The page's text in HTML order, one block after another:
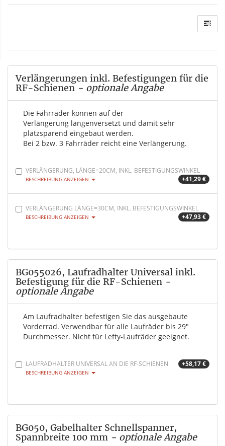
Verlängerungen inkl. Befestigungen für die
RF-Schienen - optionale Angabe
Die Fahrräder können auf der
Verlängerung längenversetzt und damit sehr
platzsparend eingebaut werden.
Bei 2 bzw. 3 Fahrräder reicht eine Verlängerung.
VERLÄNGERUNG, LÄNGE=20CM, INKL. BEFESTIGUNGSWINKEL
+41,29 €
BESCHREIBUNG ANZEIGEN
VERLÄNGERUNG LÄNGE=30CM, INKL. BEFESTIGUNGSWINKEL
+47,93 €
BESCHREIBUNG ANZEIGEN
BG055026, Laufradhalter Universal inkl.
Befestigung für die RF-Schienen -
optionale Angabe
Am Laufradhalter befestigen Sie das ausgebaute
Vorderrad. Verwendbar für alle Laufräder bis 29"
Durchmesser. Nicht für Lefty-Laufräder geeignet.
LAUFRADHALTER UNIVERSAL AN DIE RF-SCHIENEN +58,17 €
BESCHREIBUNG ANZEIGEN
BG050, Gabelhalter Schnellspanner,
Spannbreite 100 mm - optionale Angabe